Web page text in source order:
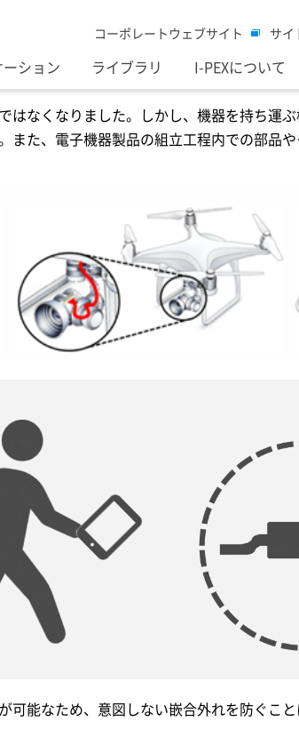
コーポレートウェブサイト サイ
ション ライブラリ I-PEXについて
なくなりました。しかし、機器を持ち運
た、電子機器製品の組立工程内での部品
可能なため、意図しない嵌合外れを防ぐこ